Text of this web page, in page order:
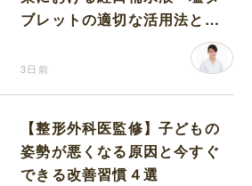
ブレットの適切な活用法と水
3日前
【整形外科医監修】子どもの
姿勢が悪くなる原因と今すぐ
できる改善習慣４選